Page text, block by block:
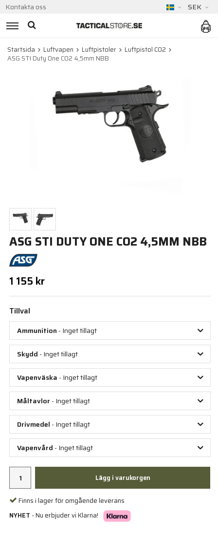
Kontakta oss SEK
Startsida Luftvapen Luftpistoler
Luftpistol CO2
ASG STI Duty One CO2 4,5mm NBB
ASG STI DUTY ONE CO2 4,5MM NBB
1 155 kr
Tillval
Ammunition - Inget tillagt
Skydd - Inget tillagt
Vapenväska - Inget tillagt
Måltavlor - Inget tillagt
Drivmedel - Inget tillagt
Vapenvård - Inget tillagt
Lägg i varukorgen
Finns i lager för omgående leverans
NYHET - Nu erbjuder vi Klarna!